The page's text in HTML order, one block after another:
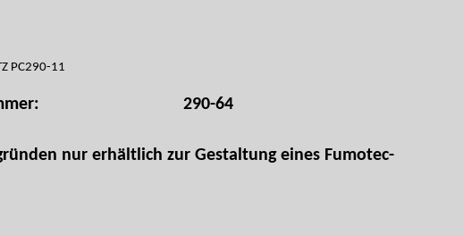
PC290-11
290-64
nur erhältlich zur Gestaltung eines Fumotec-